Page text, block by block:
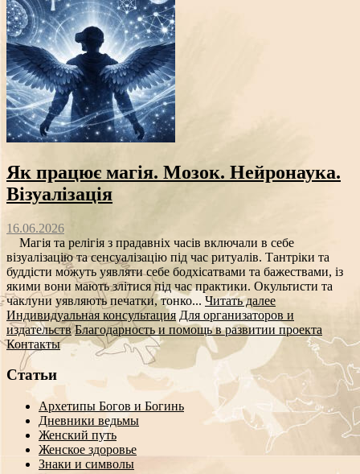
Як працює магія. Мозок. Нейронаука.
Візуалізація
16.06.2026
Магія та релігія з прадавніх часів включали в себе
візуалізацію та сенсуалізацію під час ритуалів. Тантріки та
буддісти можуть уявляти себе бодхісатвами та бажествами, із
якими вони мають злітися під час практики. Окультисти та
чаклуни уявляють печатки, тонко... Читать далее
Индивидуальная консультация Для организаторов и
издательств Благодарность и помощь в развитии проекта
Контакты
Статьи
Архетипы Богов и Богинь
Дневники ведьмы
Женский путь
Женское здоровье
Знаки и символы